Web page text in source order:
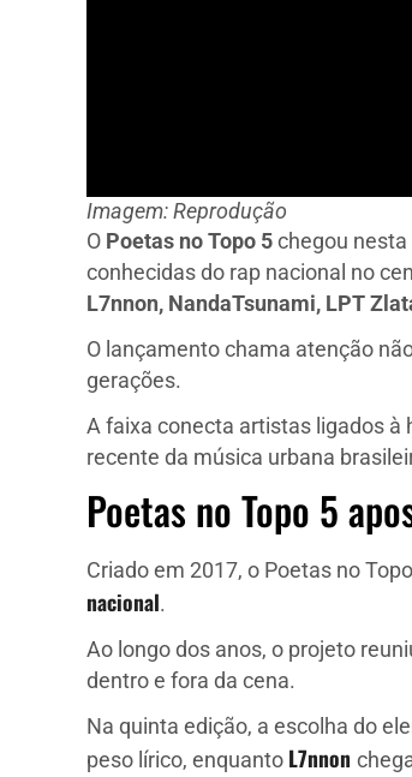
Imagem: Reprodução
O Poetas no Topo 5 chegou
conhecidas do rap nacional no
L7nnon, NandaTsunami, LPT
O lançamento chama atenção
gerações.
A faixa conecta artistas ligados
recente da música urbana
Poetas no Topo 5
Criado em 2017, o Poetas no
nacional.
Ao longo dos anos, o projeto
dentro e fora da cena.
Na quinta edição, a escolha do
peso lírico, enquanto L7nnon